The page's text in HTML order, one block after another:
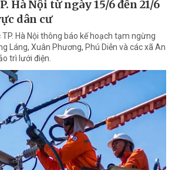
Hà Nội từ ngày 15/6 đến 21/6
dân cư
Hà Nội thông báo kế hoạch tạm ngừng
Láng, Xuân Phương, Phú Diễn và các xã An
trì lưới điện.